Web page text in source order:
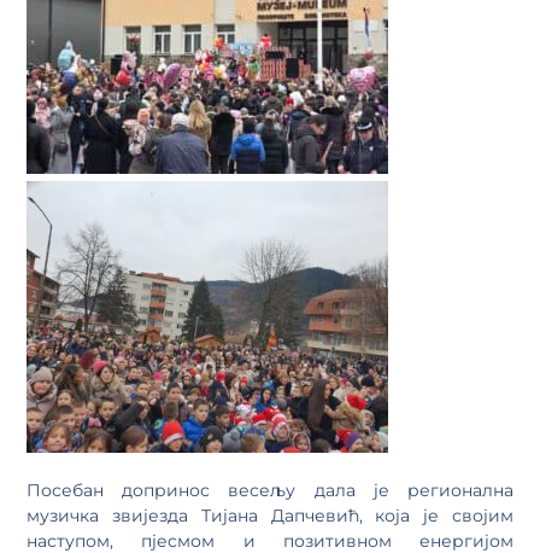
Посебан допринос весељу дала је регионална
музичка звијезда Тијана Дапчевић, која је својим
наступом, пјесмом и позитивном енергијом